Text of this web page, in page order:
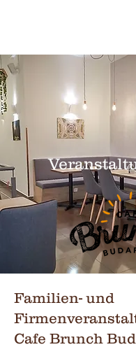
Familien- und
Cafe Brunch